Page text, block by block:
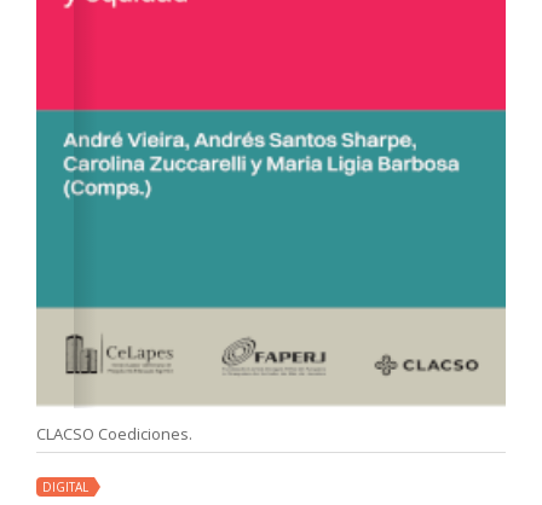
CLACSO Coediciones.
DIGITAL